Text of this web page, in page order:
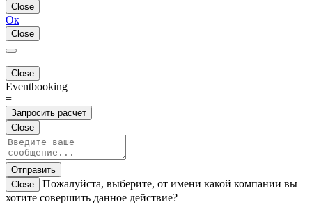
Close
Ок
Close
Close
Eventbooking
=
Запросить расчет
Close
Отправить
Close
Пожалуйста, выберите, от имени какой компании вы
хотите совершить данное действие?